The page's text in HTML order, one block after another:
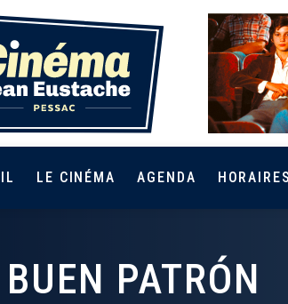
LE CINÉMA AGENDA HORAIRES
PATRÓN